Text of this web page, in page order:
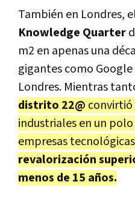
También en Londres,
Knowledge Quarter
m2 en apenas una
gigantes como
Londres. Mientras
distrito 22@
industriales en un
empresas
revalorización
menos de 15 años.